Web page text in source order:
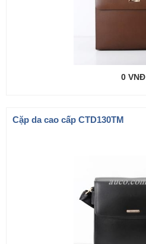
0 VNĐ
Cặp da cao cấp CTD130TM